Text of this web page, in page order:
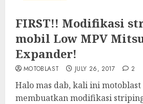
FIRST!! Modifikasi
mobil Low MPV
Expander!
MOTOBLAST JULY 26, 2017 2
Halo mas dab, kali ini
membuatkan modifikasi